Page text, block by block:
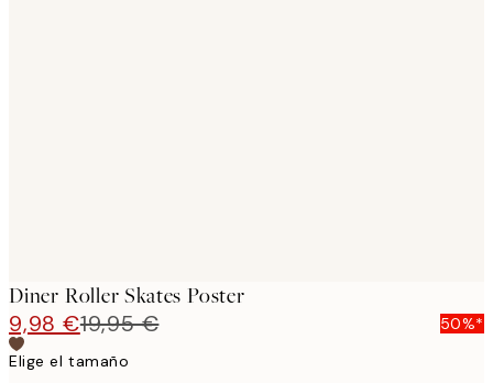
Diner Roller Skates Poster
9,98 €19,95 €
50%*
Elige el tamaño